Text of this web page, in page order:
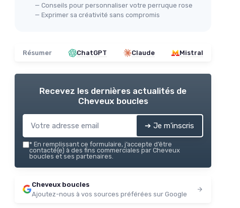
— Conseils pour personnaliser votre perruque rose
— Exprimer sa créativité sans compromis
Résumer ChatGPT Claude Mistral
Recevez les dernières actualités de
Cheveux boucles
➔ Je m'inscris
* En remplissant ce formulaire, j’accepte d’être
contacté(e) à des fins commerciales par Cheveux
boucles et ses partenaires.
Cheveux boucles
Ajoutez-nous à vos sources préférées sur Google